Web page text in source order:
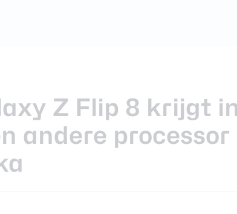
Z Flip 8 krijgt
andere processor